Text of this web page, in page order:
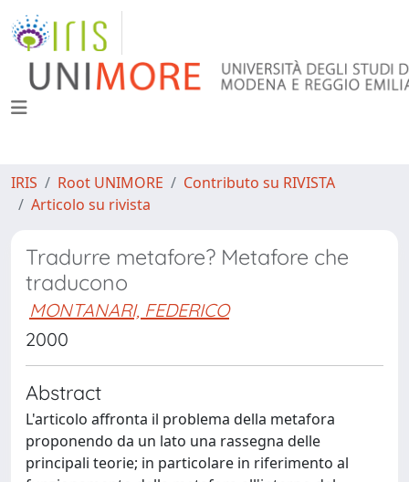
IRIS Root UNIMORE
Contributo su RIVISTA
Articolo su rivista
Tradurre metafore? Metafore che
traducono
MONTANARI, FEDERICO
2000
Abstract
L'articolo affronta il problema della metafora
proponendo da un lato una rassegna delle
principali teorie; in particolare in riferimento al